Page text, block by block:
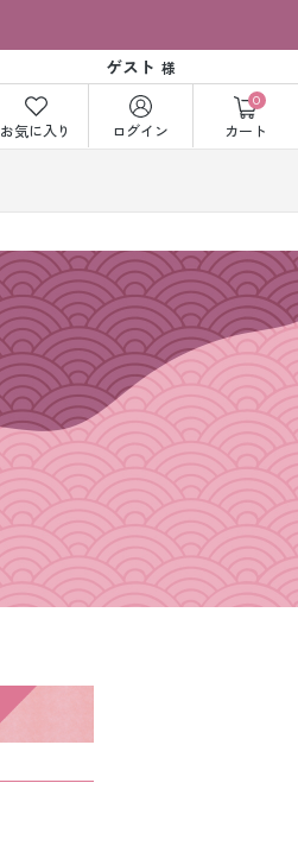
ゲスト 様
お気に入り ログイン
0
カート
レンタル
紋付袴レンタル
白無垢&紋付袴
レンタル